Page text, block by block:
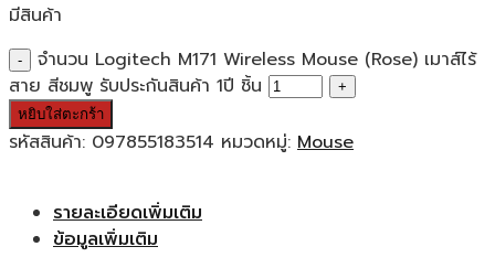
มีสินค้า
จำนวน Logitech M171 Wireless Mouse (Rose) เมาส์ไร้
สาย สีชมพู รับประกันสินค้า 1ปี ชิ้น
หยิบใส่ตะกร้า
รหัสสินค้า: 097855183514 หมวดหมู่: Mouse
รายละเอียดเพิ่มเติม
ข้อมูลเพิ่มเติม